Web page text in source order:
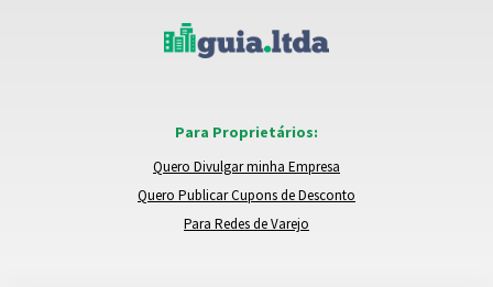
Para Proprietários:
Quero Divulgar minha Empresa
Quero Publicar Cupons de Desconto
Para Redes de Varejo